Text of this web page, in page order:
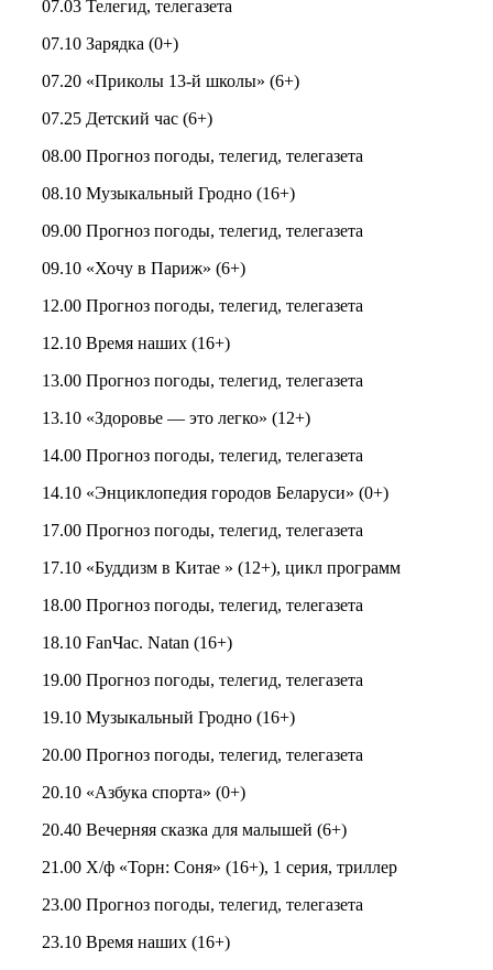
07.03 Телегид, телегазета
07.10 Зарядка (0+)
07.20 «Приколы 13-й школы» (6+)
07.25 Детский час (6+)
08.00 Прогноз погоды, телегид, телегазета
08.10 Музыкальный Гродно (16+)
09.00 Прогноз погоды, телегид, телегазета
09.10 «Хочу в Париж» (6+)
12.00 Прогноз погоды, телегид, телегазета
12.10 Время наших (16+)
13.00 Прогноз погоды, телегид, телегазета
13.10 «Здоровье — это легко» (12+)
14.00 Прогноз погоды, телегид, телегазета
14.10 «Энциклопедия городов Беларуси» (0+)
17.00 Прогноз погоды, телегид, телегазета
17.10 «Буддизм в Китае » (12+), цикл программ
18.00 Прогноз погоды, телегид, телегазета
18.10 FanЧас. Natan (16+)
19.00 Прогноз погоды, телегид, телегазета
19.10 Музыкальный Гродно (16+)
20.00 Прогноз погоды, телегид, телегазета
20.10 «Азбука спорта» (0+)
20.40 Вечерняя сказка для малышей (6+)
21.00 Х/ф «Торн: Соня» (16+), 1 серия, триллер
23.00 Прогноз погоды, телегид, телегазета
23.10 Время наших (16+)